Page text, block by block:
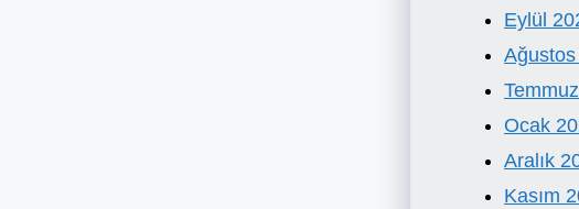
Eylül
Ocak
Aralık
Kasım